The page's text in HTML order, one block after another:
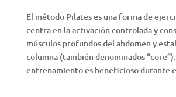
El método Pilates es una forma de
centra en la activación controlada y
músculos profundos del abdomen y
columna (también denominados
entrenamiento es beneficioso durante